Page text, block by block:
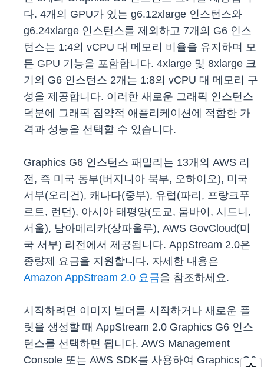
다. 4개의 GPU가 있는 g6.12xlarge 인스턴스와
g6.24xlarge 인스턴스를 제외하고 7개의 G6 인스
턴스는 1:4의 vCPU 대 메모리 비율을 유지하며 모
든 GPU 기능을 포함합니다. 4xlarge 및 8xlarge 크
기의 G6 인스턴스 2개는 1:8의 vCPU 대 메모리 구
성을 제공합니다. 이러한 새로운 그래픽 인스턴스
덕분에 그래픽 집약적 애플리케이션에 적합한 가
격과 성능을 선택할 수 있습니다.
Graphics G6 인스턴스 패밀리는 13개의 AWS 리
전, 즉 미국 동부(버지니아 북부, 오하이오), 미국
서부(오리건), 캐나다(중부), 유럽(파리, 프랑크푸
르트, 런던), 아시아 태평양(도쿄, 뭄바이, 시드니,
서울), 남아메리카(상파울루), AWS GovCloud(미
국 서부) 리전에서 제공됩니다. AppStream 2.0은
종량제 요금을 지원합니다. 자세한 내용은
Amazon AppStream 2.0 요금을 참조하세요.
시작하려면 이미지 빌더를 시작하거나 새로운 플
릿을 생성할 때 AppStream 2.0 Graphics G6 인스
턴스를 선택하면 됩니다. AWS Management
Console 또는 AWS SDK를 사용하여 Graphics G6